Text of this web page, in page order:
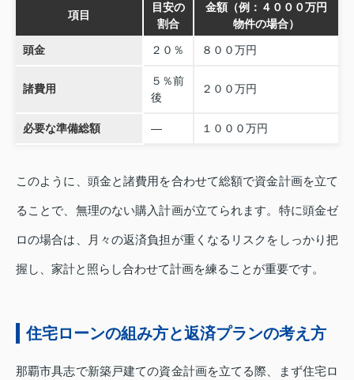
項目
目安の
割合
金額（例：４０００万円
物件の場合）
頭金 ２０％ ８００万円
諸費用
５％前
後
２００万円
必要な準備総額 — １０００万円
このように、頭金と諸費用を合わせて総額で資金計画を立て
ることで、無理のない購入計画が立てられます。特に頭金ゼ
ロの場合は、月々の返済負担が重くなるリスクをしっかり把
握し、家計と照らし合わせて計画を練ることが重要です。
住宅ローンの組み方と返済プランの考え方
那覇市具志で新築戸建ての資金計画を立てる際、まず住宅ロ